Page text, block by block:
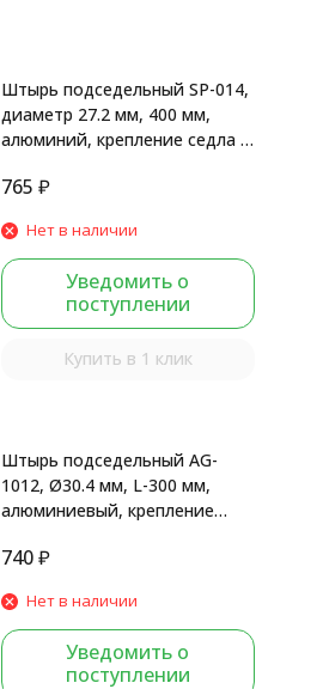
Штырь подседельный SP-014,
диаметр 27.2 мм, 400 мм,
алюминий, крепление седла -
765 ₽
Нет в наличии
Уведомить о
поступлении
Купить в 1 клик
Штырь подседельный AG-
1012, Ø30.4 мм, L-300 мм,
алюминиевый, крепление
740 ₽
Нет в наличии
Уведомить о
поступлении